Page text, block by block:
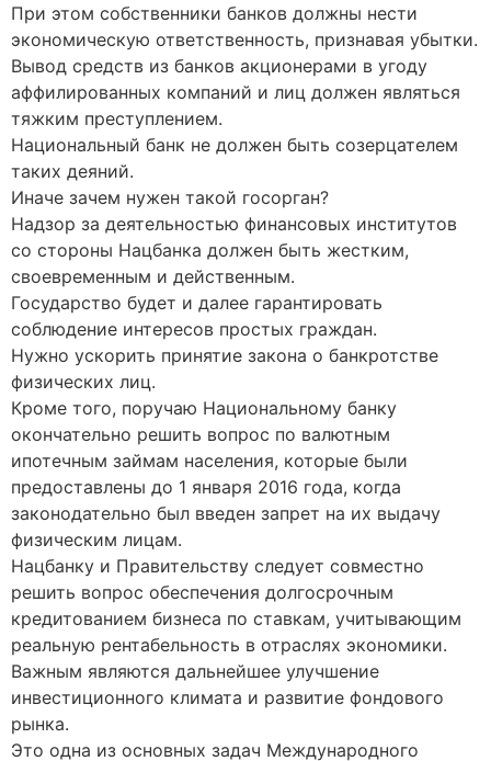
При этом собственники банков должны нести
экономическую ответственность, признавая убытки.
Вывод средств из банков акционерами в угоду
аффилированных компаний и лиц должен являться
тяжким преступлением.
Национальный банк не должен быть созерцателем
таких деяний.
Иначе зачем нужен такой госорган?
Надзор за деятельностью финансовых институтов
со стороны Нацбанка должен быть жестким,
своевременным и действенным.
Государство будет и далее гарантировать
соблюдение интересов простых граждан.
Нужно ускорить принятие закона о банкротстве
физических лиц.
Кроме того, поручаю Национальному банку
окончательно решить вопрос по валютным
ипотечным займам населения, которые были
предоставлены до 1 января 2016 года, когда
законодательно был введен запрет на их выдачу
физическим лицам.
Нацбанку и Правительству следует совместно
решить вопрос обеспечения долгосрочным
кредитованием бизнеса по ставкам, учитывающим
реальную рентабельность в отраслях экономики.
Важным являются дальнейшее улучшение
инвестиционного климата и развитие фондового
рынка.
Это одна из основных задач Международного